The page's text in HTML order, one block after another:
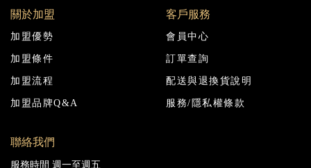
關於加盟
加盟優勢
加盟條件
加盟流程
加盟品牌Q&A
客戶服務
會員中心
訂單查詢
配送與退換貨說明
服務/隱私權條款
聯絡我們
服務時間 週一至週五